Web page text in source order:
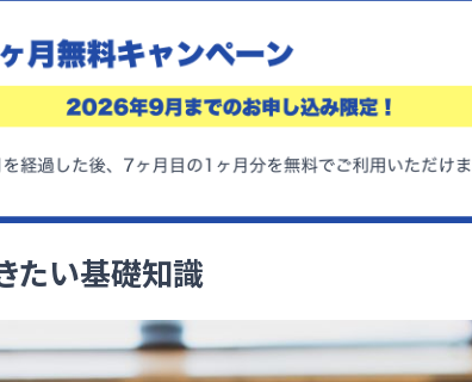
たい基礎知識